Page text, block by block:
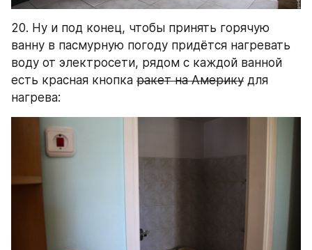
20. Ну и под конец, чтобы принять горячую
ванну в пасмурную погоду придётся нагревать
воду от электросети, рядом с каждой ванной
есть красная кнопка ракет на Америку для
нагрева: